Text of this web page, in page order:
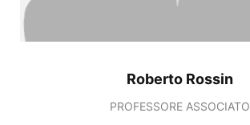
Roberto Rossin
PROFESSORE ASSOCIATO